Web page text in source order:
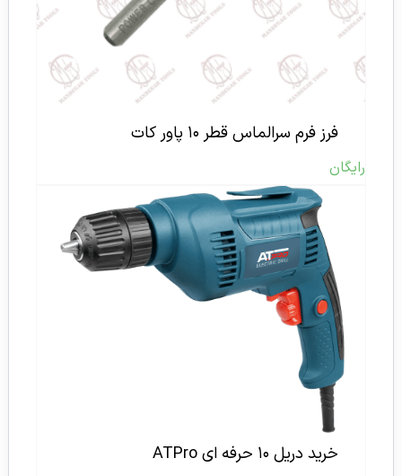
فرز فرم سرالماس قطر ۱۰ پاور کات
رایگان
خرید دریل ۱۰ حرفه ای ATPro